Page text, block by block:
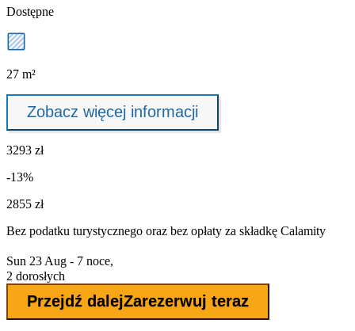
Dostępne
27 m²
Zobacz więcej informacji
3293 zł
-13%
2855 zł
Bez podatku turystycznego oraz bez opłaty za składkę Calamity
Sun 23 Aug - 7 noce,
2 dorosłych
Przejdź dalejZarezerwuj teraz